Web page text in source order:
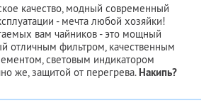
качество, модный современный
- мечта любой хозяйки!
вам чайников - это мощный
отличным фильтром, качественным
световым индикатором
же, защитой от перегрева. Накипь?